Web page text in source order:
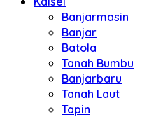
Banjarmasin
Banjar
Batola
Tanah Bumbu
Banjarbaru
Tanah Laut
Tapin